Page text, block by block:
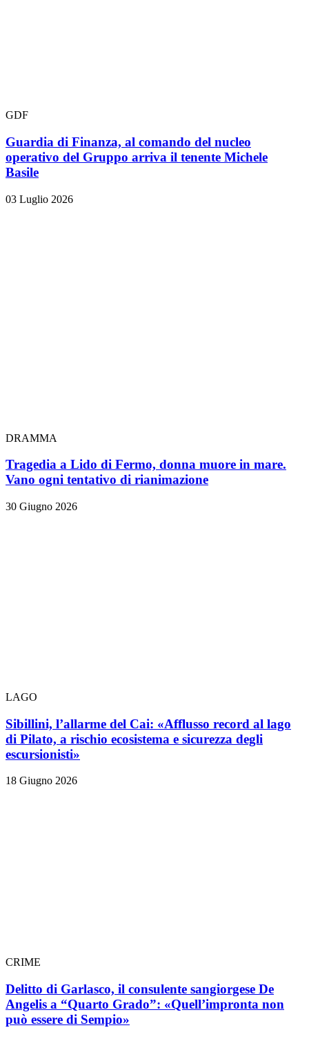
GDF
Guardia di Finanza, al comando del nucleo
operativo del Gruppo arriva il tenente Michele
Basile
03 Luglio 2026
DRAMMA
Tragedia a Lido di Fermo, donna muore in mare.
Vano ogni tentativo di rianimazione
30 Giugno 2026
LAGO
Sibillini, l’allarme del Cai: «Afflusso record al lago
di Pilato, a rischio ecosistema e sicurezza degli
escursionisti»
18 Giugno 2026
CRIME
Delitto di Garlasco, il consulente sangiorgese De
Angelis a “Quarto Grado”: «Quell’impronta non
può essere di Sempio»